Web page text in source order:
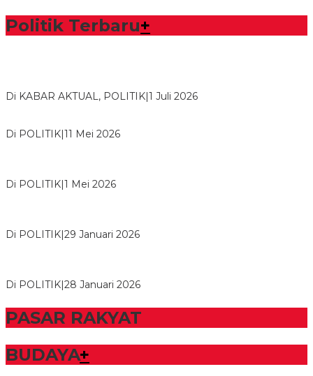
Politik Terbaru+
Di KABAR AKTUAL, POLITIK 1 Juli 2026
Di POLITIK 11 Mei 2026
Di POLITIK 1 Mei 2026
Di POLITIK 29 Januari 2026
Di POLITIK 28 Januari 2026
PASAR RAKYAT
BUDAYA+